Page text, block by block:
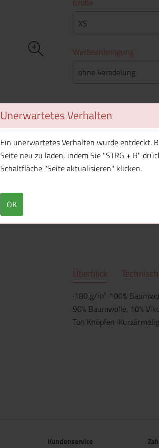
Unerwartetes Verhalten
Ein unerwartetes Verhalten wurde entdeckt.
Seite neu zu laden, indem Sie "STRG + R"
Schaltfläche "Seite aktualisieren" klicken.
OK
Größe
XS
Werbeanbringung
ohne Veredelung
Stückpreis
WhatsAppFacebookTwitter
Überblick
·180 g/m² ·100%
90% Baumwolle, 10%
Ton Knöpfen
Kundenservice